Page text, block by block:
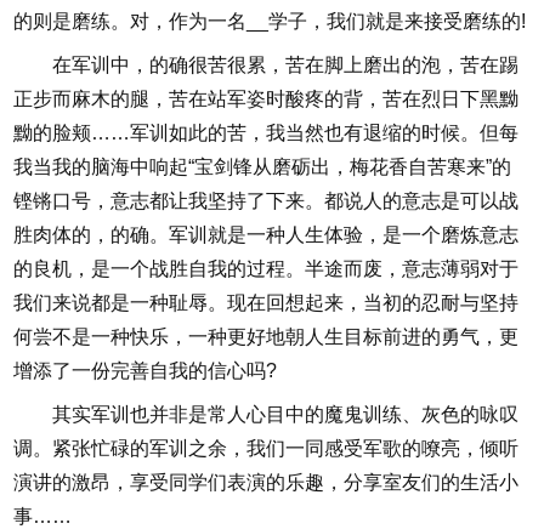
的则是磨练。对，作为一名__学子，我们就是来接受磨练的!
在军训中，的确很苦很累，苦在脚上磨出的泡，苦在踢
正步而麻木的腿，苦在站军姿时酸疼的背，苦在烈日下黑黝
黝的脸颊……军训如此的苦，我当然也有退缩的时候。但每
我当我的脑海中响起“宝剑锋从磨砺出，梅花香自苦寒来”的
铿锵口号，意志都让我坚持了下来。都说人的意志是可以战
胜肉体的，的确。军训就是一种人生体验，是一个磨炼意志
的良机，是一个战胜自我的过程。半途而废，意志薄弱对于
我们来说都是一种耻辱。现在回想起来，当初的忍耐与坚持
何尝不是一种快乐，一种更好地朝人生目标前进的勇气，更
增添了一份完善自我的信心吗?
其实军训也并非是常人心目中的魔鬼训练、灰色的咏叹
调。紧张忙碌的军训之余，我们一同感受军歌的嘹亮，倾听
演讲的激昂，享受同学们表演的乐趣，分享室友们的生活小
事……